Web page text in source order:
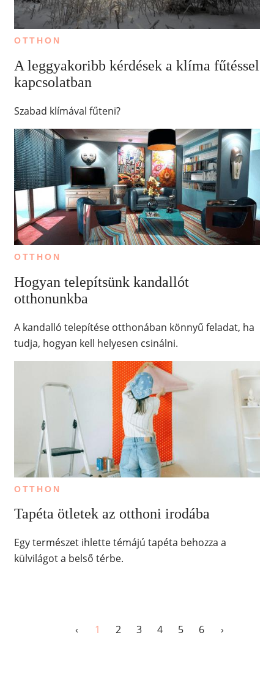
OTTHON
A leggyakoribb kérdések a klíma fűtéssel
kapcsolatban
Szabad klímával fűteni?
OTTHON
Hogyan telepítsünk kandallót
otthonunkba
A kandalló telepítése otthonában könnyű feladat, ha
tudja, hogyan kell helyesen csinálni.
OTTHON
Tapéta ötletek az otthoni irodába
Egy természet ihlette témájú tapéta behozza a
külvilágot a belső térbe.
‹ 1 2 3 4 5 6 ›